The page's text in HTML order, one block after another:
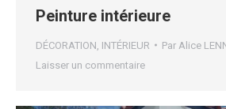
Peinture intérieure
DÉCORATION INTÉRIEUR Par Alice
Laisser un commentaire